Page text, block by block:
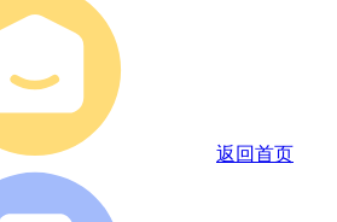
返回首页